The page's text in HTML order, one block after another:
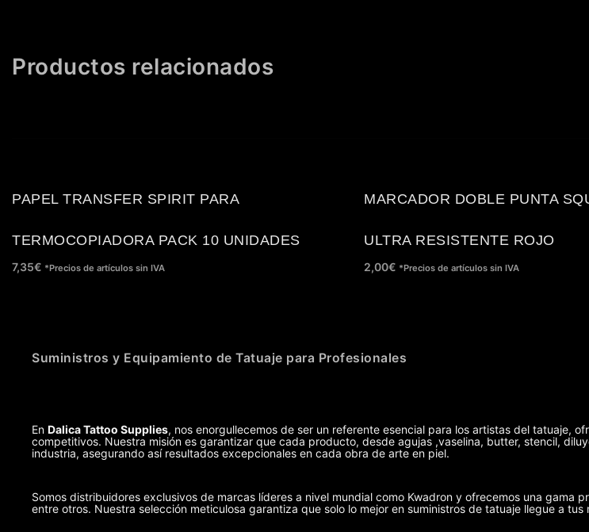
Productos relacionados
PAPEL TRANSFER SPIRIT PARA
TERMOCOPIADORA PACK 10 UNIDADES
7,35€ *Precios de artículos sin IVA
MARCADOR DOBLE PUNTA
ULTRA RESISTENTE ROJO
2,00€ *Precios de artículos sin IVA
Suministros y Equipamiento de Tatuaje para Profesionales
En Dalica Tattoo Supplies, nos enorgullecemos de ser un referente esencial para los artistas del tatuaje,
competitivos. Nuestra misión es garantizar que cada producto, desde agujas ,vaselina, butter, stencil,
industria, asegurando así resultados excepcionales en cada obra de arte en piel.
Somos distribuidores exclusivos de marcas líderes a nivel mundial como Kwadron y ofrecemos una
entre otros. Nuestra selección meticulosa garantiza que solo lo mejor en suministros de tatuaje llegue a tus